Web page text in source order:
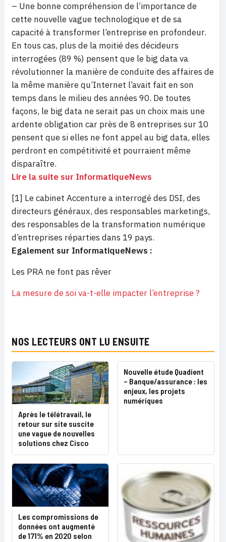
– Une bonne compréhension de l’importance de
cette nouvelle vague technologique et de sa
capacité à transformer l’entreprise en profondeur.
En tous cas, plus de la moitié des décideurs
interrogées (89 %) pensent que le big data va
révolutionner la manière de conduite des affaires de
la même manière qu’Internet l’avait fait en son
temps dans le milieu des années 90. De toutes
façons, le big data ne serait pas un choix mais une
ardente obligation car près de 8 entreprises sur 10
pensent que si elles ne font appel au big data, elles
perdront en compétitivité et pourraient même
disparaître.
Lire la suite sur InformatiqueNews
[1] Le cabinet Accenture a interrogé des DSI, des
directeurs généraux, des responsables marketings,
des responsables de la transformation numérique
d’entreprises réparties dans 19 pays.
Egalement sur InformatiqueNews :
Les PRA ne font pas rêver
La mesure de soi va-t-elle impacter l’entreprise ?
NOS LECTEURS ONT LU ENSUITE
Après le télétravail, le
retour sur site suscite
une vague de nouvelles
solutions chez Cisco
Nouvelle étude Quadient
– Banque/assurance : les
enjeux, les projets
numériques
Les compromissions de
données ont augmenté
de 171% en 2020 selon